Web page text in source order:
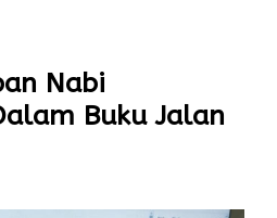
Nabi
Buku Jalan